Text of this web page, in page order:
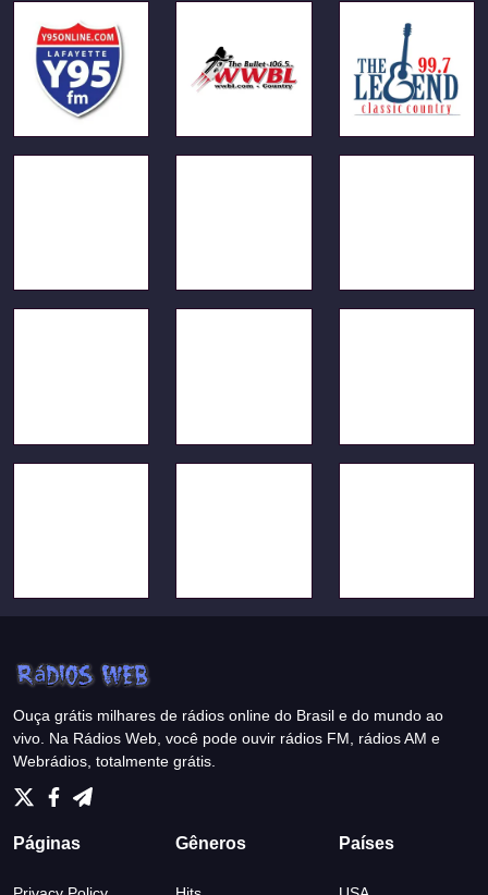
Ouça grátis milhares de rádios online do Brasil e do mundo ao
vivo. Na Rádios Web, você pode ouvir rádios FM, rádios AM e
Webrádios, totalmente grátis.
Páginas Gêneros Países